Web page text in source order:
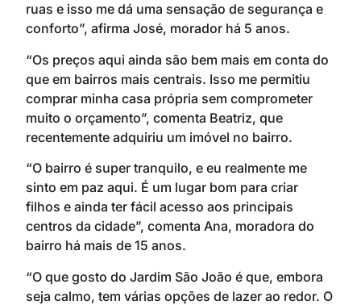
ruas e isso me dá uma sensação de segurança e
conforto”, afirma José, morador há 5 anos.
“Os preços aqui ainda são bem mais em conta do
que em bairros mais centrais. Isso me permitiu
comprar minha casa própria sem comprometer
muito o orçamento”, comenta Beatriz, que
recentemente adquiriu um imóvel no bairro.
“O bairro é super tranquilo, e eu realmente me
sinto em paz aqui. É um lugar bom para criar
filhos e ainda ter fácil acesso aos principais
centros da cidade”, comenta Ana, moradora do
bairro há mais de 15 anos.
“O que gosto do Jardim São João é que, embora
seja calmo, tem várias opções de lazer ao redor. O